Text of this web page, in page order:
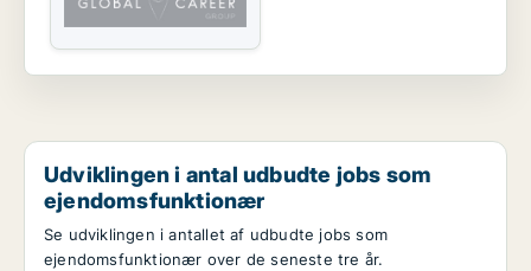
Udviklingen i antal udbudte jobs som
ejendomsfunktionær
Se udviklingen i antallet af udbudte jobs som
ejendomsfunktionær over de seneste tre år.